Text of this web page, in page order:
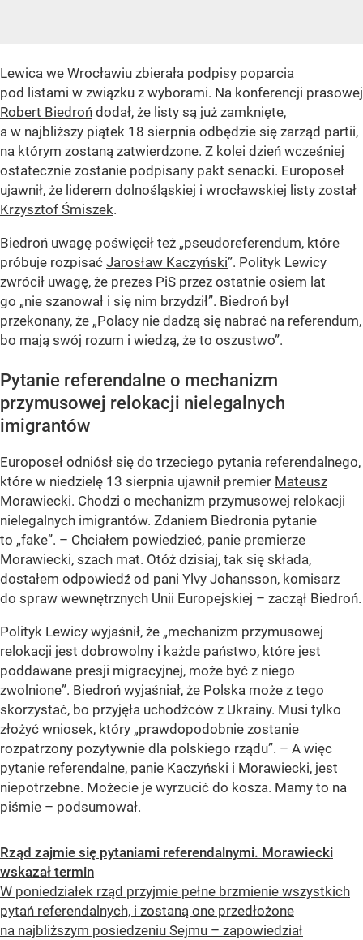
Lewica we Wrocławiu zbierała podpisy poparcia
pod listami w związku z wyborami. Na konferencji prasowej
Robert Biedroń dodał, że listy są już zamknięte,
a w najbliższy piątek 18 sierpnia odbędzie się zarząd partii,
na którym zostaną zatwierdzone. Z kolei dzień wcześniej
ostatecznie zostanie podpisany pakt senacki. Europoseł
ujawnił, że liderem dolnośląskiej i wrocławskiej listy został
Krzysztof Śmiszek.
Biedroń uwagę poświęcił też „pseudoreferendum, które
próbuje rozpisać Jarosław Kaczyński”. Polityk Lewicy
zwrócił uwagę, że prezes PiS przez ostatnie osiem lat
go „nie szanował i się nim brzydził”. Biedroń był
przekonany, że „Polacy nie dadzą się nabrać na referendum,
bo mają swój rozum i wiedzą, że to oszustwo”.
Pytanie referendalne o mechanizm
przymusowej relokacji nielegalnych
imigrantów
Europoseł odniósł się do trzeciego pytania referendalnego,
które w niedzielę 13 sierpnia ujawnił premier Mateusz
Morawiecki. Chodzi o mechanizm przymusowej relokacji
nielegalnych imigrantów. Zdaniem Biedronia pytanie
to „fake”. – Chciałem powiedzieć, panie premierze
Morawiecki, szach mat. Otóż dzisiaj, tak się składa,
dostałem odpowiedź od pani Ylvy Johansson, komisarz
do spraw wewnętrznych Unii Europejskiej – zaczął Biedroń.
Polityk Lewicy wyjaśnił, że „mechanizm przymusowej
relokacji jest dobrowolny i każde państwo, które jest
poddawane presji migracyjnej, może być z niego
zwolnione”. Biedroń wyjaśniał, że Polska może z tego
skorzystać, bo przyjęła uchodźców z Ukrainy. Musi tylko
złożyć wniosek, który „prawdopodobnie zostanie
rozpatrzony pozytywnie dla polskiego rządu”. – A więc
pytanie referendalne, panie Kaczyński i Morawiecki, jest
niepotrzebne. Możecie je wyrzucić do kosza. Mamy to na
piśmie – podsumował.
Rząd zajmie się pytaniami referendalnymi. Morawiecki
wskazał termin
W poniedziałek rząd przyjmie pełne brzmienie wszystkich
pytań referendalnych, i zostaną one przedłożone
na najbliższym posiedzeniu Sejmu – zapowiedział